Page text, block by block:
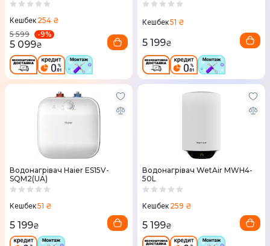
Кешбек 254 ₴
5 599
-9%
5 099₴
Кешбек51 ₴
5 199₴
Водонагрівач Haier ES15V-
SQM2(UA)
Кешбек51 ₴
5 199₴
Водонагрівач WetAir MWH4-
50L
Кешбек 259 ₴
5 199₴